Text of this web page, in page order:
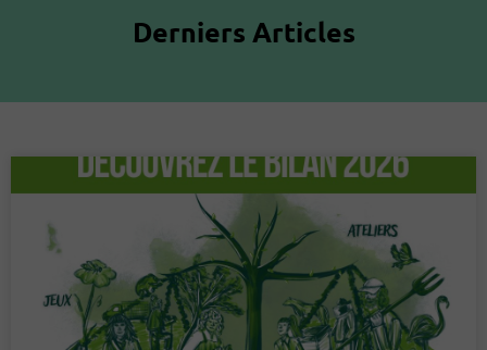
Derniers Articles